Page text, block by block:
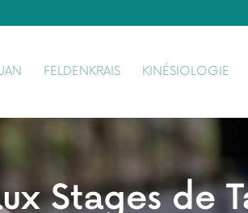
FELDENKRAIS KINÉSIOLOGIE
Stages de